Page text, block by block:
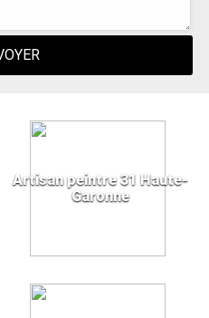
Artisan peintre 31 Haute-
Garonne